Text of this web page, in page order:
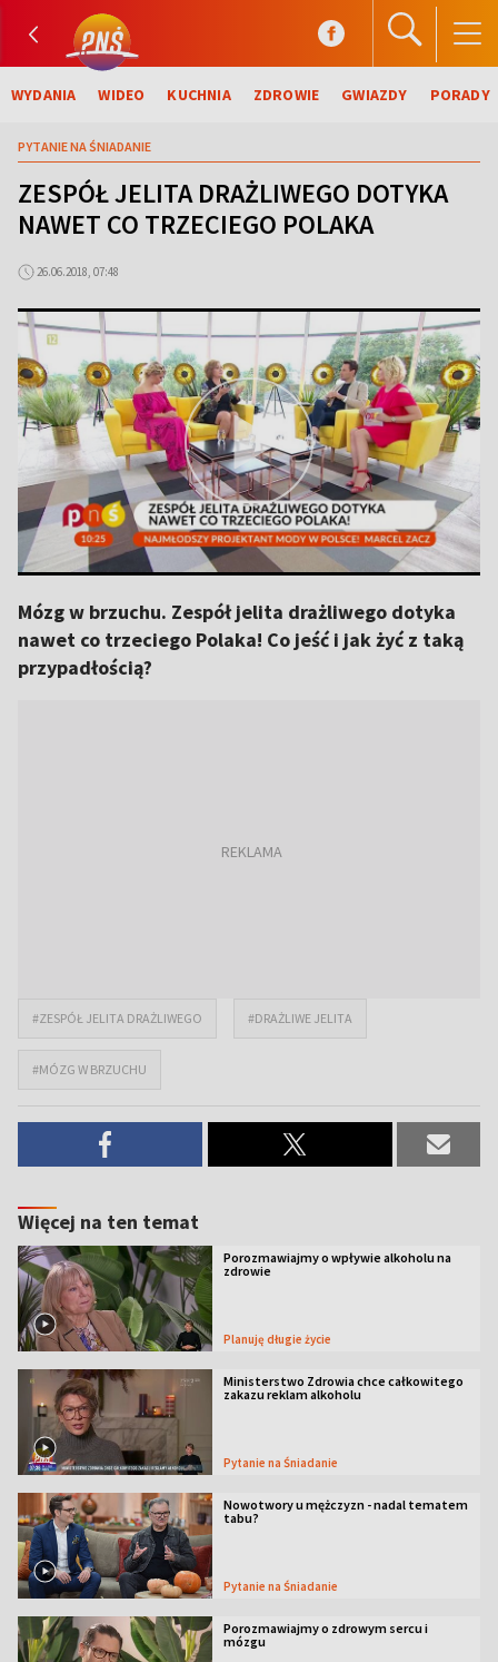
WYDANIA WIDEO KUCHNIA ZDROWIE GWIAZDY PORADY
PYTANIE NA ŚNIADANIE
ZESPÓŁ JELITA DRAŻLIWEGO DOTYKA
NAWET CO TRZECIEGO POLAKA
26.06.2018, 07:48
Mózg w brzuchu. Zespół jelita drażliwego dotyka
nawet co trzeciego Polaka! Co jeść i jak żyć z taką
przypadłością?
#ZESPÓŁ JELITA DRAŻLIWEGO #DRAŻLIWE JELITA
#MÓZG W BRZUCHU
Więcej na ten temat
Porozmawiajmy o wpływie alkoholu na
zdrowie
Planuję długie życie
Ministerstwo Zdrowia chce całkowitego
zakazu reklam alkoholu
Pytanie na Śniadanie
Nowotwory u mężczyzn - nadal tematem
tabu?
Pytanie na Śniadanie
Porozmawiajmy o zdrowym sercu i
mózgu